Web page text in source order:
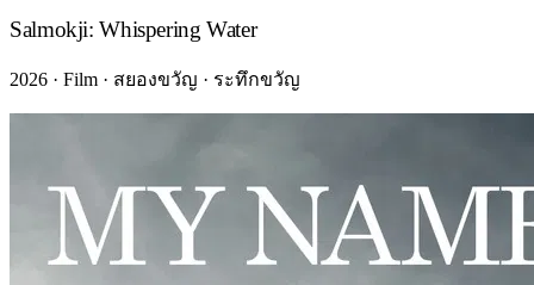
Salmokji: Whispering Water
2026 · Film · สยองขวัญ · ระทึกขวัญ